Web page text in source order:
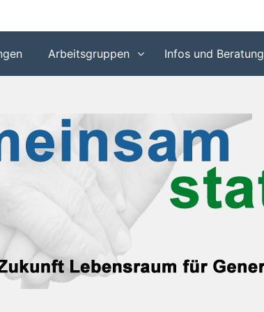
Arbeitsgruppen Infos und Beratung